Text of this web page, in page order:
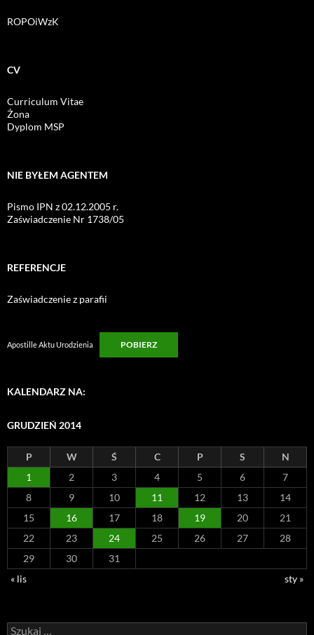
ROPOiWzK
CV
Curriculum Vitae
Żona
Dyplom MSP
NIE BYŁEM AGENTEM
Pismo IPN z 02.12.2005 r.
Zaświadczenie Nr 1738/05
REFERENCJE
Zaświadczenie z parafii
Apostille Aktu Urodzienia POBIERZ
KALENDARZ NA:
GRUDZIEŃ 2014
P W Ś C P S
N
1
2 3 4 5 6
7
8
9 10 11 12 13
14
15
16 17 18 19 20
21
22
23 24 25 26 27
28
29
30
31
« lis
sty »
Szukaj: